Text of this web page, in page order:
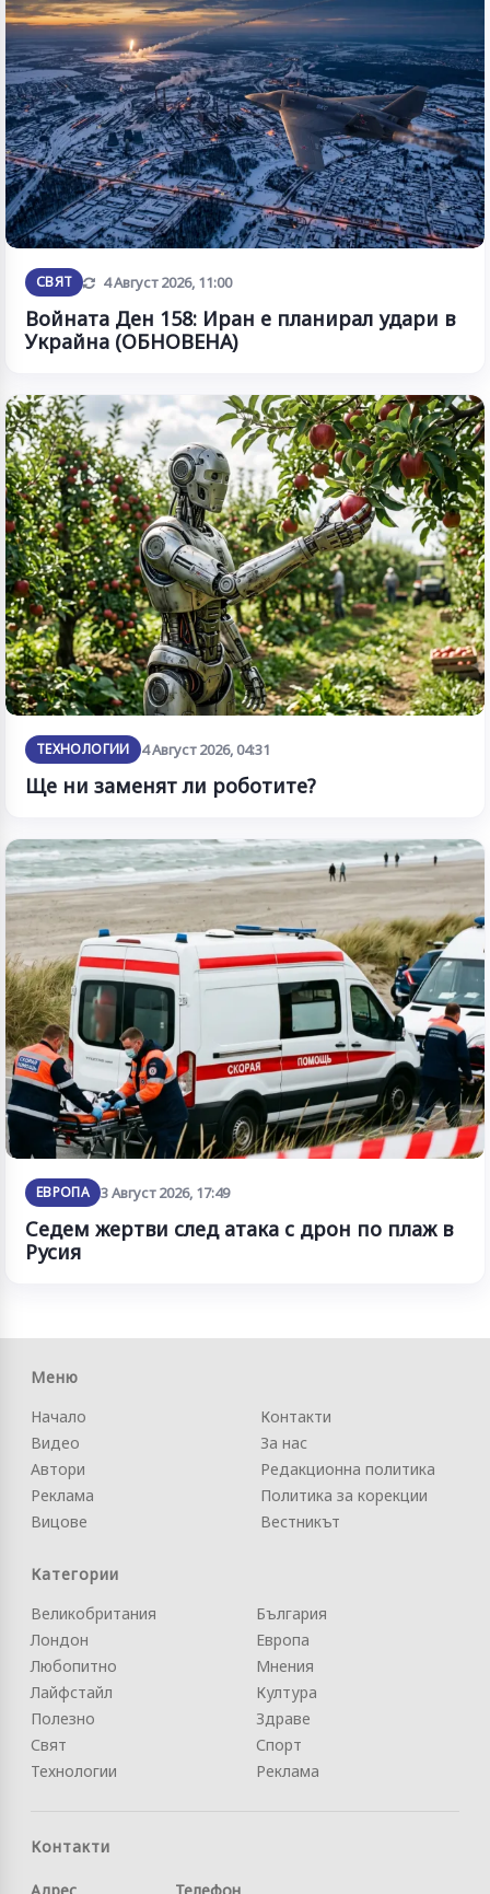
СВЯТ Обновена
4 Август 2026, 11:00
Войната Ден 158: Иран е планирал удари в
Украйна (ОБНОВЕНА)
ТЕХНОЛОГИИ 4 Август 2026, 04:31
Ще ни заменят ли роботите?
ЕВРОПА 3 Август 2026, 17:49
Седем жертви след атака с дрон по плаж в
Русия
Меню
Начало
Видео
Автори
Реклама
Вицове
Контакти
За нас
Редакционна политика
Политика за корекции
Вестникът
Категории
Великобритания
Лондон
Любопитно
Лайфстайл
Полезно
Свят
Технологии
България
Европа
Мнения
Култура
Здраве
Спорт
Реклама
Контакти